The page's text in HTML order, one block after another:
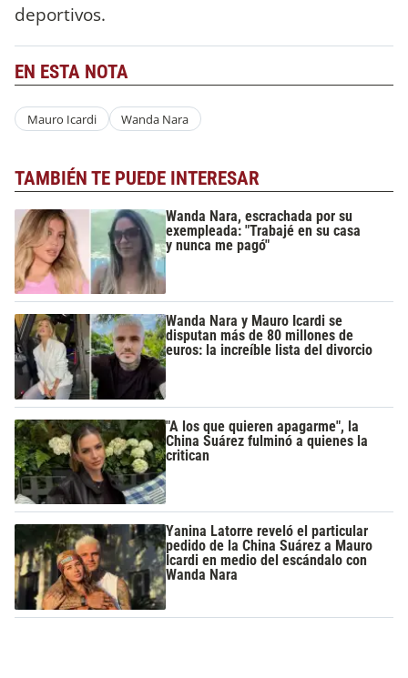
deportivos.
EN ESTA NOTA
Mauro Icardi Wanda Nara
TAMBIÉN TE PUEDE INTERESAR
Wanda Nara, escrachada por su
exempleada: "Trabajé en su casa
y nunca me pagó"
Wanda Nara y Mauro Icardi se
disputan más de 80 millones de
euros: la increíble lista del divorcio
"A los que quieren apagarme", la
China Suárez fulminó a quienes la
critican
Yanina Latorre reveló el particular
pedido de la China Suárez a Mauro
Icardi en medio del escándalo con
Wanda Nara